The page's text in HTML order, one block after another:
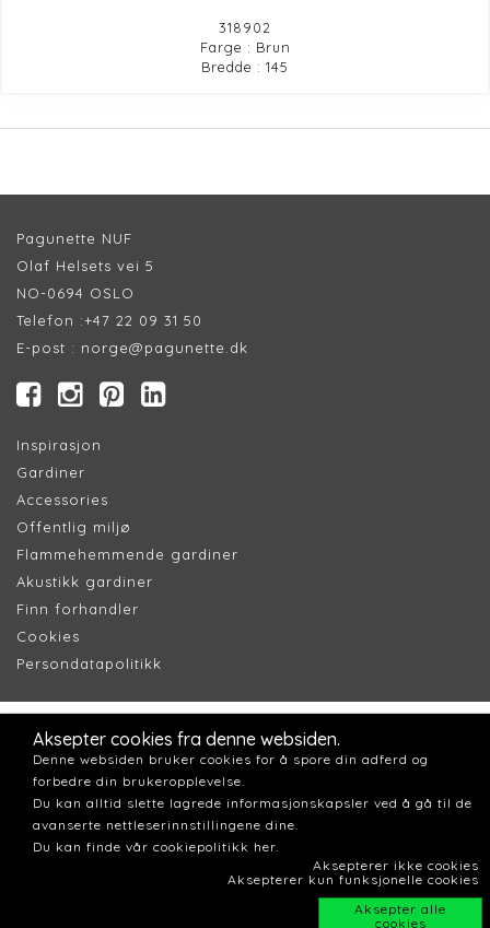
318902
Farge : Brun
Bredde : 145
Pagunette NUF
Olaf Helsets vei 5
NO-0694 OSLO
Telefon :+47 22 09 31 50
E-post : norge@pagunette.dk
Inspirasjon
Gardiner
Accessories
Offentlig miljø
Flammehemmende gardiner
Akustikk gardiner
Finn forhandler
Cookies
Persondatapolitikk
Aksepter cookies fra denne websiden.
Denne websiden bruker cookies for å spore din adferd og
forbedre din brukeropplevelse.
Du kan alltid slette lagrede informasjonskapsler ved å gå til de
avanserte nettleserinnstillingene dine.
Du kan finde vår cookiepolitikk her.
Aksepterer ikke cookies
Aksepterer kun funksjonelle cookies
Aksepter alle
cookies